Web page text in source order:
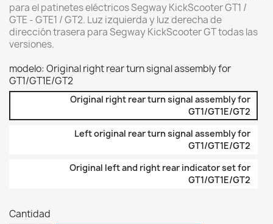
para el patinetes eléctricos Segway KickScooter GT1 /
GTE - GTE1 / GT2. Luz izquierda y luz derecha de
dirección trasera para Segway KickScooter GT todas las
versiones.
modelo: Original right rear turn signal assembly for
GT1/GT1E/GT2
Original right rear turn signal assembly for
GT1/GT1E/GT2
Left original rear turn signal assembly for
GT1/GT1E/GT2
Original left and right rear indicator set for
GT1/GT1E/GT2
Cantidad